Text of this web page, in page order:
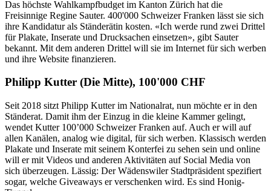
Das höchste Wahlkampfbudget im Kanton Zürich hat die
Freisinnige Regine Sauter. 400'000 Schweizer Franken lässt sie sich
ihre Kandidatur als Ständerätin kosten. «Ich werde rund zwei Drittel
für Plakate, Inserate und Drucksachen einsetzen», gibt Sauter
bekannt. Mit dem anderen Drittel will sie im Internet für sich werben
und ihre Website finanzieren.
Philipp Kutter (Die Mitte), 100'000 CHF
Seit 2018 sitzt Philipp Kutter im Nationalrat, nun möchte er in den
Ständerat. Damit ihm der Einzug in die kleine Kammer gelingt,
wendet Kutter 100’000 Schweizer Franken auf. Auch er will auf
allen Kanälen, analog wie digital, für sich werben. Klassisch werden
Plakate und Inserate mit seinem Konterfei zu sehen sein und online
will er mit Videos und anderen Aktivitäten auf Social Media von
sich überzeugen. Lässig: Der Wädenswiler Stadtpräsident spezifiert
sogar, welche Giveaways er verschenken wird. Es sind Honig-